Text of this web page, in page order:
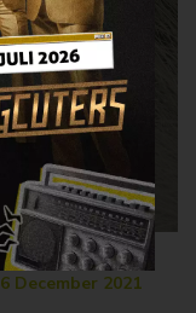
6 December 2021